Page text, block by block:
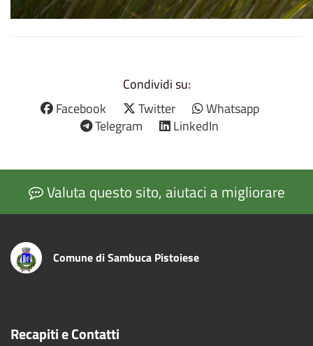
Condividi su:
Facebook
Twitter
Whatsapp
Telegram
LinkedIn
Valuta questo sito, aiutaci a migliorare
Comune di Sambuca Pistoiese
Recapiti e Contatti